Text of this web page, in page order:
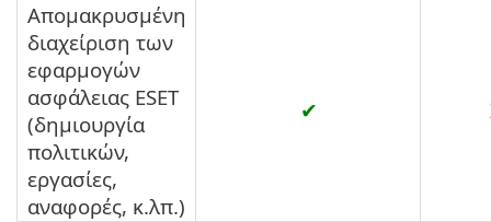
Απομακρυσμένη
διαχείριση των
εφαρμογών
ασφάλειας ESET
(δημιουργία
πολιτικών,
εργασίες,
αναφορές, κ.λπ.)
✔